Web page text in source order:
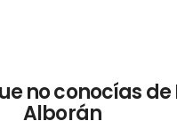
no conocías de
Alborán